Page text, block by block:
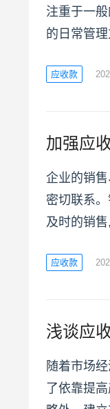
注重于一
的日常管
应收款
加强应
企业的销
密切联系
及时的销
应收款
浅谈应
随着市场
了依靠提